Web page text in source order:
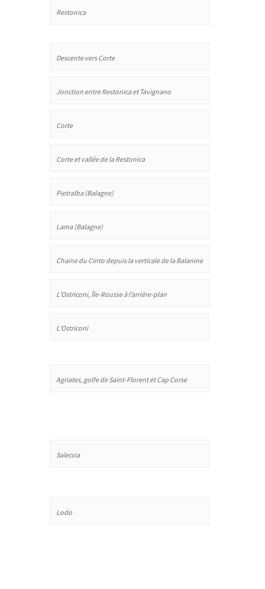
Restonica
Descente vers Corte
Jonction entre Restonica et Tavignano
Corte
Corte et vallée de la Restonica
Pietralba (Balagne)
Lama (Balagne)
Chaine du Cinto depuis la verticale de la Balanine
L’Ostriconi, Île-Rousse à l’arrière-plan
L’Ostriconi
Agriates, golfe de Saint-Florent et Cap Corse
Saleccia
Lodo